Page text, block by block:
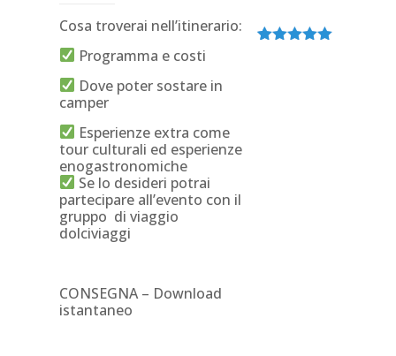
Cosa troverai nell’itinerario:
Programma e costi
Dove poter sostare in
camper
Esperienze extra come
tour culturali ed esperienze
enogastronomiche
Se lo desideri potrai
partecipare all’evento con il
gruppo di viaggio
dolciviaggi
CONSEGNA – Download
istantaneo